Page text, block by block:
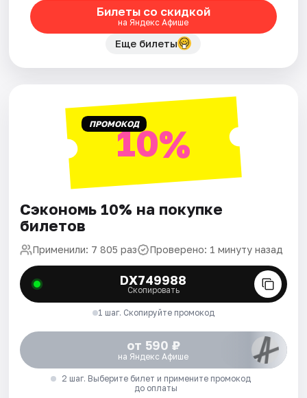
Билеты со скидкой
на Яндекс Афише
Еще билеты
ПРОМОКОД10%
Сэкономь 10% на покупке
билетов
Применили: 7 805 раз Проверено: 1 минуту назад
DX749988
Скопировать
1 шаг. Скопируйте промокод
от 590 ₽
на Яндекс Афише
2 шаг. Выберите билет и примените промокод
до оплаты